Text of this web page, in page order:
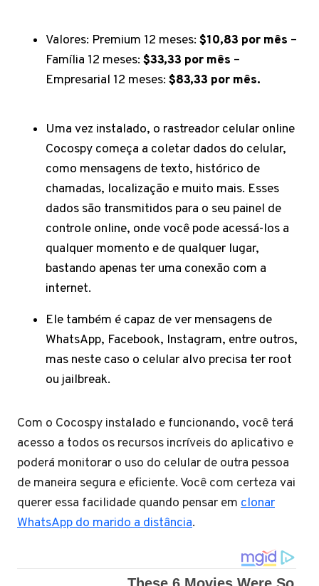
Valores: Premium 12 meses: $10,83 por mês –
Família 12 meses: $33,33 por mês –
Empresarial 12 meses: $83,33 por mês.
Uma vez instalado, o rastreador celular online
Cocospy começa a coletar dados do celular,
como mensagens de texto, histórico de
chamadas, localização e muito mais. Esses
dados são transmitidos para o seu painel de
controle online, onde você pode acessá-los a
qualquer momento e de qualquer lugar,
bastando apenas ter uma conexão com a
internet.
Ele também é capaz de ver mensagens de
WhatsApp, Facebook, Instagram, entre outros,
mas neste caso o celular alvo precisa ter root
ou jailbreak.
Com o Cocospy instalado e funcionando, você terá
acesso a todos os recursos incríveis do aplicativo e
poderá monitorar o uso do celular de outra pessoa
de maneira segura e eficiente. Você com certeza vai
querer essa facilidade quando pensar em clonar
WhatsApp do marido a distância.